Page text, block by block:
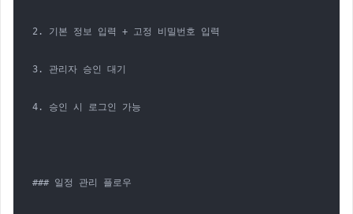
2. 기본 정보 입력 + 고정 비밀번호 입력
3. 관리자 승인 대기
4. 승인 시 로그인 가능
### 일정 관리 플로우